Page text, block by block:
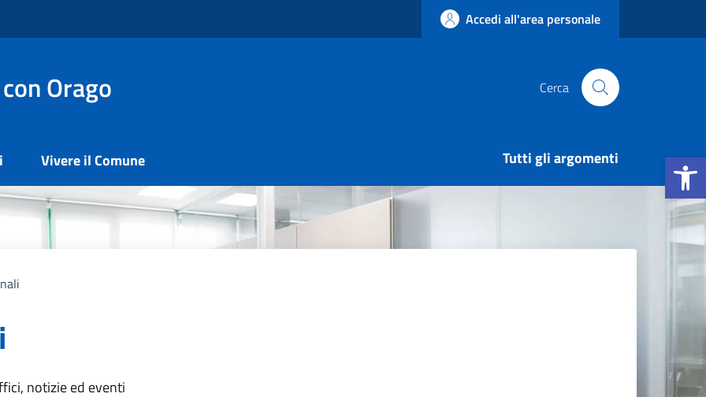
Apri la
Accedi all'area personale
Orago Cerca
Vivere il Comune Tutti gli argomenti
notizie ed eventi